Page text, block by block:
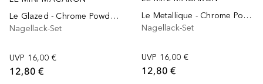
Le Glazed - Chrome Powder Set
Nagellack-Set
UVP 16,00 €
12,80 €
Le Metallique - Chrome Powder Set
Nagellack-Set
UVP 16,00 €
12,80 €